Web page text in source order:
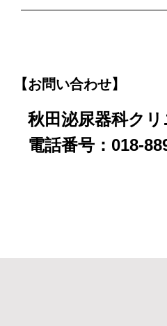
【お問い合わせ】
秋田泌尿器科クリ
電話番号：018-